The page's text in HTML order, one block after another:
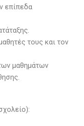
επίπεδα
τους και τον
μαθημάτων